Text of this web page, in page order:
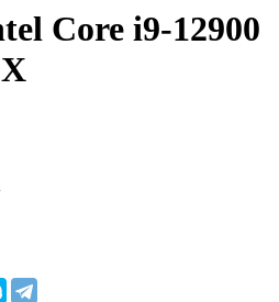
Core i9-12900